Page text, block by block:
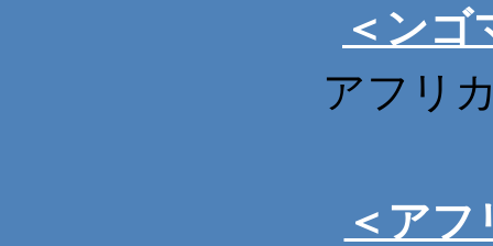
＜ンゴ
アフリ
＜ア